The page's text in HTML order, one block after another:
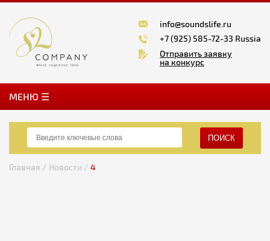
info@soundslife.ru
+7 (925) 585-72-33 Russia
Отправить заявку
на конкурс
MЕНЮ ☰
ПОИСК
Главная / Новости / 4